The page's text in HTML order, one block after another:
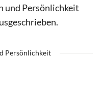
Persönlichkeit
und Persönlichkeit